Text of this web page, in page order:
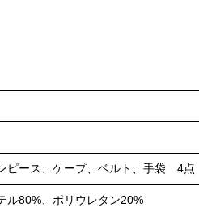
ピース、ケープ、ベルト、手袋 4点
ル80%、ポリウレタン20%